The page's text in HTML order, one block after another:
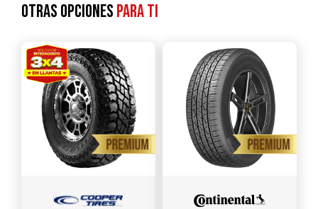
Otras opcionespara ti